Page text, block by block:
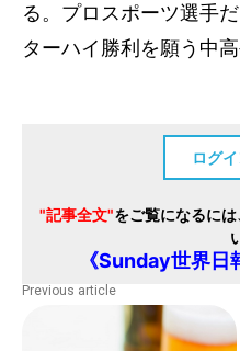
る。プロスポーツ選手
ターハイ勝利を願う中
ログ
"記事全文"をご覧になるに
《Sunday世界日
Previous article